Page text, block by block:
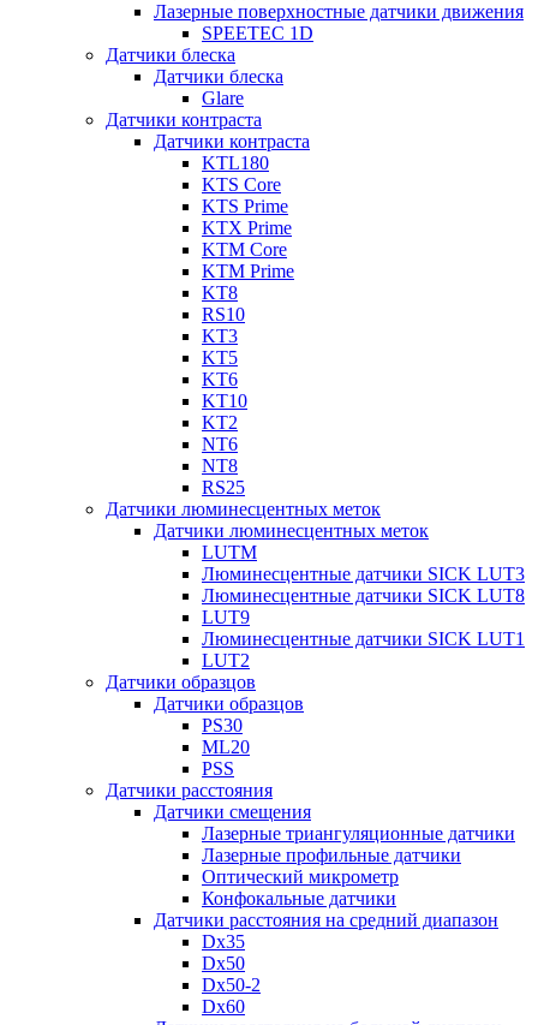
Лазерные поверхностные датчики движения
SPEETEC 1D
Датчики блеска
Датчики блеска
Glare
Датчики контраста
Датчики контраста
KTL180
KTS Core
KTS Prime
KTX Prime
KTM Core
KTM Prime
KT8
RS10
KT3
KT5
KT6
KT10
KT2
NT6
NT8
RS25
Датчики люминесцентных меток
Датчики люминесцентных меток
LUTM
Люминесцентные датчики SICK LUT3
Люминесцентные датчики SICK LUT8
LUT9
Люминесцентные датчики SICK LUT1
LUT2
Датчики образцов
Датчики образцов
PS30
ML20
PSS
Датчики расстояния
Датчики смещения
Лазерные триангуляционные датчики
Лазерные профильные датчики
Оптический микрометр
Конфокальные датчики
Датчики расстояния на средний диапазон
Dx35
Dx50
Dx50-2
Dx60